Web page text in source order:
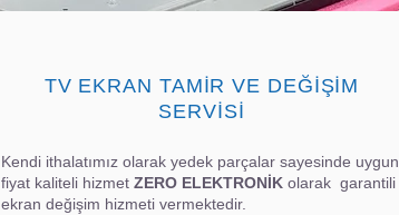
TV EKRAN TAMİR VE DEĞİŞİM
SERVİSİ
Kendi ithalatımız olarak yedek parçalar sayesinde uygun
fiyat kaliteli hizmet ZERO ELEKTRONİK olarak garantili
ekran değişim hizmeti vermektedir.